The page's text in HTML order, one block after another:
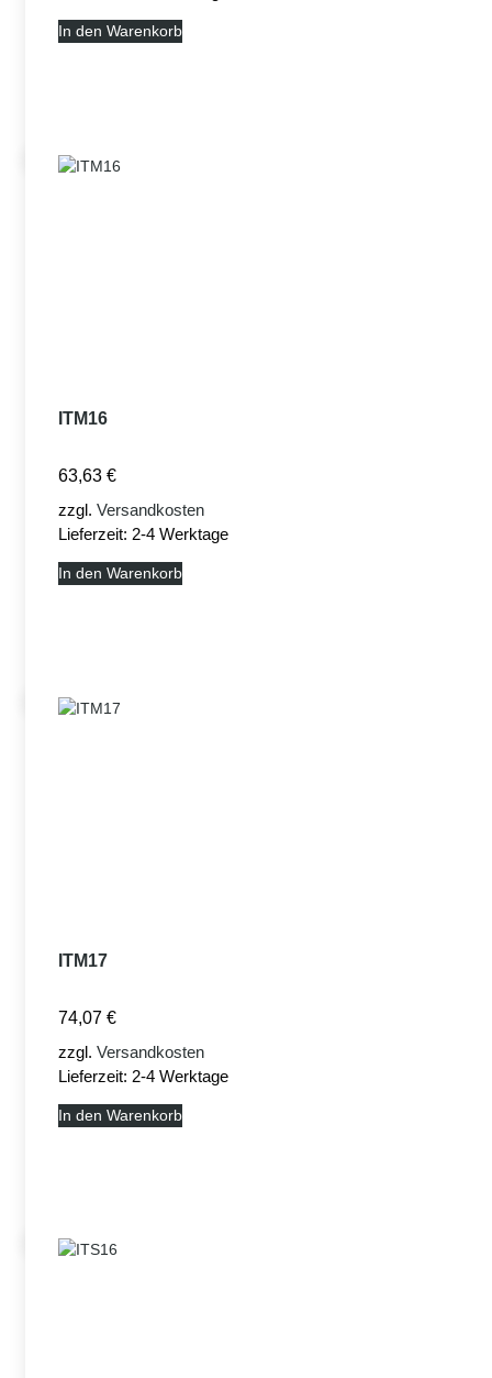
In den Warenkorb
ITM16
63,63 €
zzgl. Versandkosten
Lieferzeit: 2-4 Werktage
In den Warenkorb
ITM17
74,07 €
zzgl. Versandkosten
Lieferzeit: 2-4 Werktage
In den Warenkorb